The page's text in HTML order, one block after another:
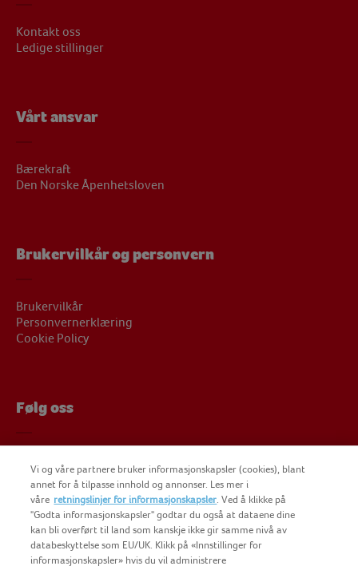
Kontakt oss
Ledige stillinger
Vårt ansvar
Bærekraft
Den Norske Åpenhetsloven
Brukervilkår og personvern
Brukervilkår
Personvernerklæring
Cookie Policy
Følg oss
Følg oss på Instagram
Findus på YouTube
Vi og våre partnere bruker informasjonskapsler (cookies), blant
annet for å tilpasse innhold og annonser. Les mer i
våre retningslinjer for informasjonskapsler. Ved å klikke på
"Godta informasjonskapsler" godtar du også at dataene dine
kan bli overført til land som kanskje ikke gir samme nivå av
databeskyttelse som EU/UK. Klikk på «Innstillinger for
informasjonskapsler» hvis du vil administrere